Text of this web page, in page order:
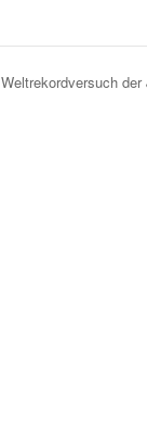
Weltrekordversuch